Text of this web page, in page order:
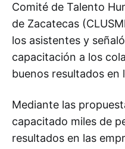
Comité de Talento
de Zacatecas
los asistentes y
capacitación a los
buenos resultados en
Mediante las
capacitado miles de
resultados en las